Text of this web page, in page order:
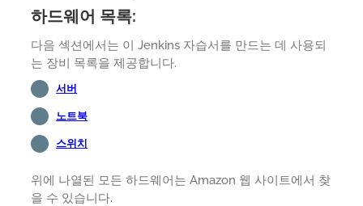
하드웨어 목록:
다음 섹션에서는 이 Jenkins 자습서를 만드는 데 사용되
는 장비 목록을 제공합니다.
서버
노트북
스위치
위에 나열된 모든 하드웨어는 Amazon 웹 사이트에서 찾
을 수 있습니다.